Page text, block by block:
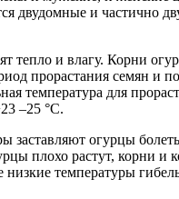
двудомные и частично
тепло и влагу. Корни
прорастания семян и
температура для
–25 °C.
заставляют огурцы
плохо растут, корни и
низкие температуры